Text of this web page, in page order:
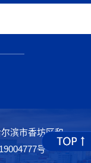
滨市香坊区和
号